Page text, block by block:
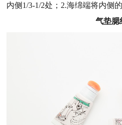
内侧1/3-1/2处；2.海绵端将内侧
气垫腮